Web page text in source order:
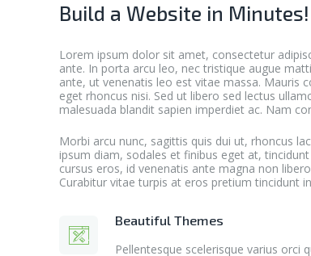
Build a Website in Minutes!
Lorem ipsum dolor sit amet, consectetur
ante. In porta arcu leo, nec tristique augue
ante, ut venenatis leo est vitae massa. Mauris
eget rhoncus nisi. Sed ut libero sed lectus
malesuada blandit sapien imperdiet ac. Nam
Morbi arcu nunc, sagittis quis dui ut, rhoncus
ipsum diam, sodales et finibus eget at,
cursus eros, id venenatis ante magna non
Curabitur vitae turpis at eros pretium tincidunt
Beautiful Themes
Pellentesque scelerisque varius